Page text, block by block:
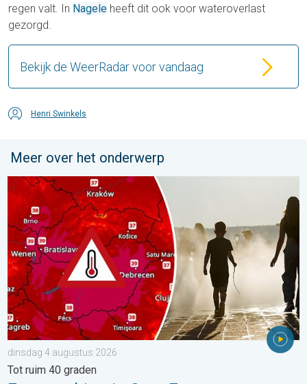
regen valt. In Nagele heeft dit ook voor wateroverlast
gezorgd.
Bekijk de WeerRadar voor vandaag
Henri Swinkels
Meer over het onderwerp
Extreme hitte in Oost-Europa. Tot ruim 40 graden. . . dinsdag
dinsdag 4 augustus 2026
Tot ruim 40 graden